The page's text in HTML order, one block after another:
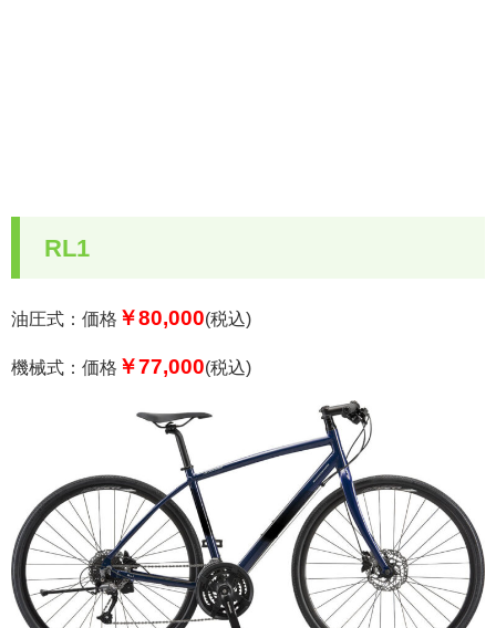
RL1
油圧式：価格 ￥80,000(税込)
機械式：価格 ￥77,000(税込)